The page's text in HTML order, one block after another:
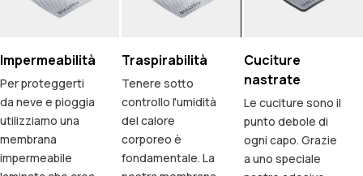
Impermeabilità
Per proteggerti
da neve e pioggia
utilizziamo una
membrana
impermeabile
Traspirabilità
Tenere sotto
controllo l'umidità
del calore
corporeo è
fondamentale. La
Cuciture
nastrate
Le cuciture sono il
punto debole di
ogni capo. Grazie
a uno speciale